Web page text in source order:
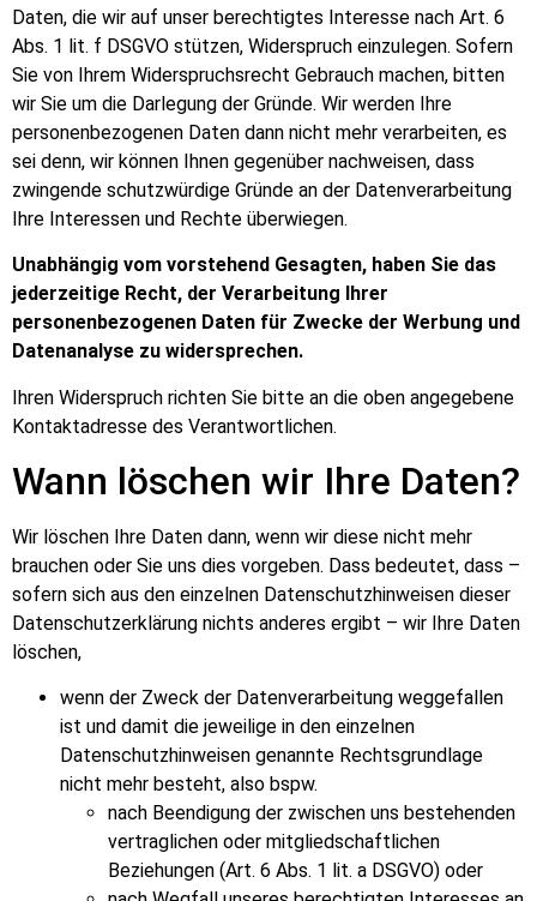
Daten, die wir auf unser berechtigtes Interesse nach Art. 6
Abs. 1 lit. f DSGVO stützen, Widerspruch einzulegen. Sofern
Sie von Ihrem Widerspruchsrecht Gebrauch machen, bitten
wir Sie um die Darlegung der Gründe. Wir werden Ihre
personenbezogenen Daten dann nicht mehr verarbeiten, es
sei denn, wir können Ihnen gegenüber nachweisen, dass
zwingende schutzwürdige Gründe an der Datenverarbeitung
Ihre Interessen und Rechte überwiegen.
Unabhängig vom vorstehend Gesagten, haben Sie das
jederzeitige Recht, der Verarbeitung Ihrer
personenbezogenen Daten für Zwecke der Werbung und
Datenanalyse zu widersprechen.
Ihren Widerspruch richten Sie bitte an die oben angegebene
Kontaktadresse des Verantwortlichen.
Wann löschen wir Ihre Daten?
Wir löschen Ihre Daten dann, wenn wir diese nicht mehr
brauchen oder Sie uns dies vorgeben. Dass bedeutet, dass –
sofern sich aus den einzelnen Datenschutzhinweisen dieser
Datenschutzerklärung nichts anderes ergibt – wir Ihre Daten
löschen,
wenn der Zweck der Datenverarbeitung weggefallen
ist und damit die jeweilige in den einzelnen
Datenschutzhinweisen genannte Rechtsgrundlage
nicht mehr besteht, also bspw.
nach Beendigung der zwischen uns bestehenden
vertraglichen oder mitgliedschaftlichen
Beziehungen (Art. 6 Abs. 1 lit. a DSGVO) oder